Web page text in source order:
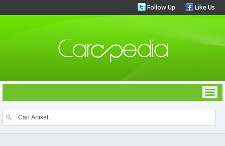
Follow Up Like Us